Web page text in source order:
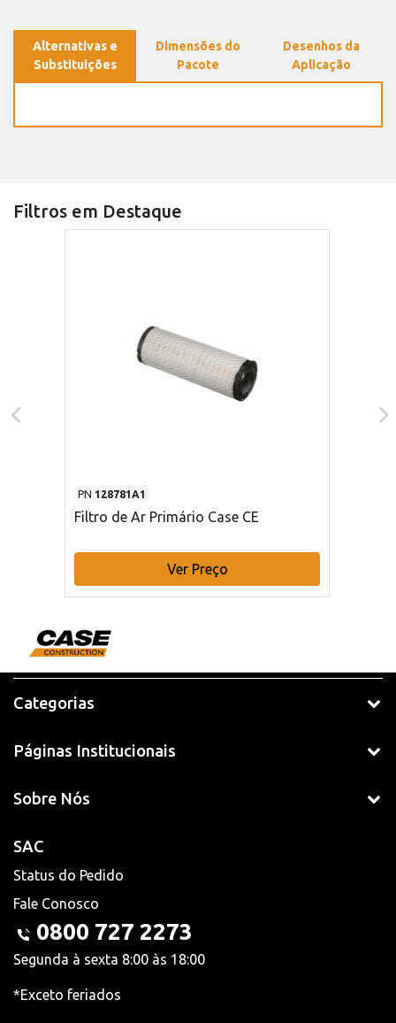
Alternativas e
Substituições
Dimensões do
Pacote
Desenhos da
Aplicação
Filtros em Destaque
PN 128781A1
Filtro de Ar Primário Case CE
Ver Preço
Categorias
Páginas Institucionais
Sobre Nós
SAC
Status do Pedido
Fale Conosco
0800 727 2273
Segunda à sexta 8:00 às 18:00
*Exceto feriados